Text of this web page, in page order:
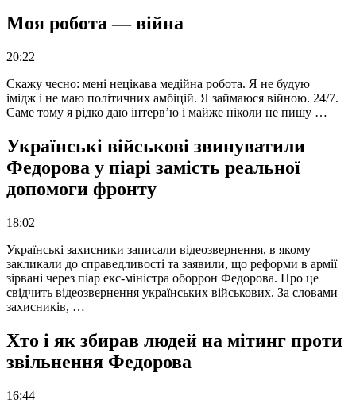
Моя робота — війна
20:22
Скажу чесно: мені нецікава медійна робота. Я не будую
імідж і не маю політичних амбіцій. Я займаюся війною. 24/7.
Саме тому я рідко даю інтерв’ю і майже ніколи не пишу …
Українські військові звинуватили
Федорова у піарі замість реальної
допомоги фронту
18:02
Українські захисники записали відеозвернення, в якому
закликали до справедливості та заявили, що реформи в армії
зірвані через піар екс-міністра оборрон Федорова. Про це
свідчить відеозвернення українських військових. За словами
захисників, …
Хто і як збирав людей на мітинг проти
звільнення Федорова
16:44